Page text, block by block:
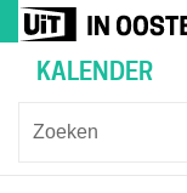
UiT
inKALENDER
Wat